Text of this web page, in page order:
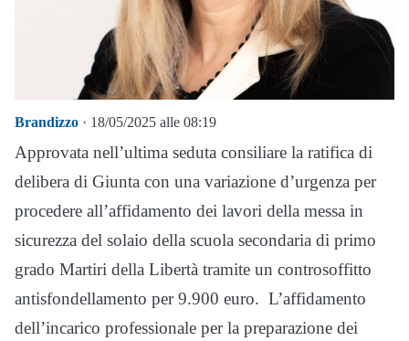
Brandizzo · 18/05/2025 alle 08:19
Approvata nell’ultima seduta consiliare la ratifica di
delibera di Giunta con una variazione d’urgenza per
procedere all’affidamento dei lavori della messa in
sicurezza del solaio della scuola secondaria di primo
grado Martiri della Libertà tramite un controsoffitto
antisfondellamento per 9.900 euro. L’affidamento
dell’incarico professionale per la preparazione dei